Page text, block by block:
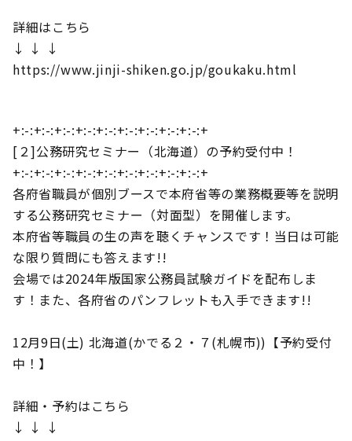
詳細はこちら
↓ ↓ ↓
https://www.jinji-shiken.go.jp/goukaku.html
+:-:+:-:+:-:+:-:+:-:+:-:+:-:+:-:+:-:+
[２]公務研究セミナー（北海道）の予約受付中！
+:-:+:-:+:-:+:-:+:-:+:-:+:-:+:-:+:-:+
各府省職員が個別ブースで本府省等の業務概要等を説明
する公務研究セミナー（対面型）を開催します。
本府省等職員の生の声を聴くチャンスです！当日は可能
な限り質問にも答えます!!
会場では2024年版国家公務員試験ガイドを配布しま
す！また、各府省のパンフレットも入手できます!!
12月9日(土) 北海道(かでる２・７(札幌市))【予約受付
中！】
詳細・予約はこちら
↓ ↓ ↓